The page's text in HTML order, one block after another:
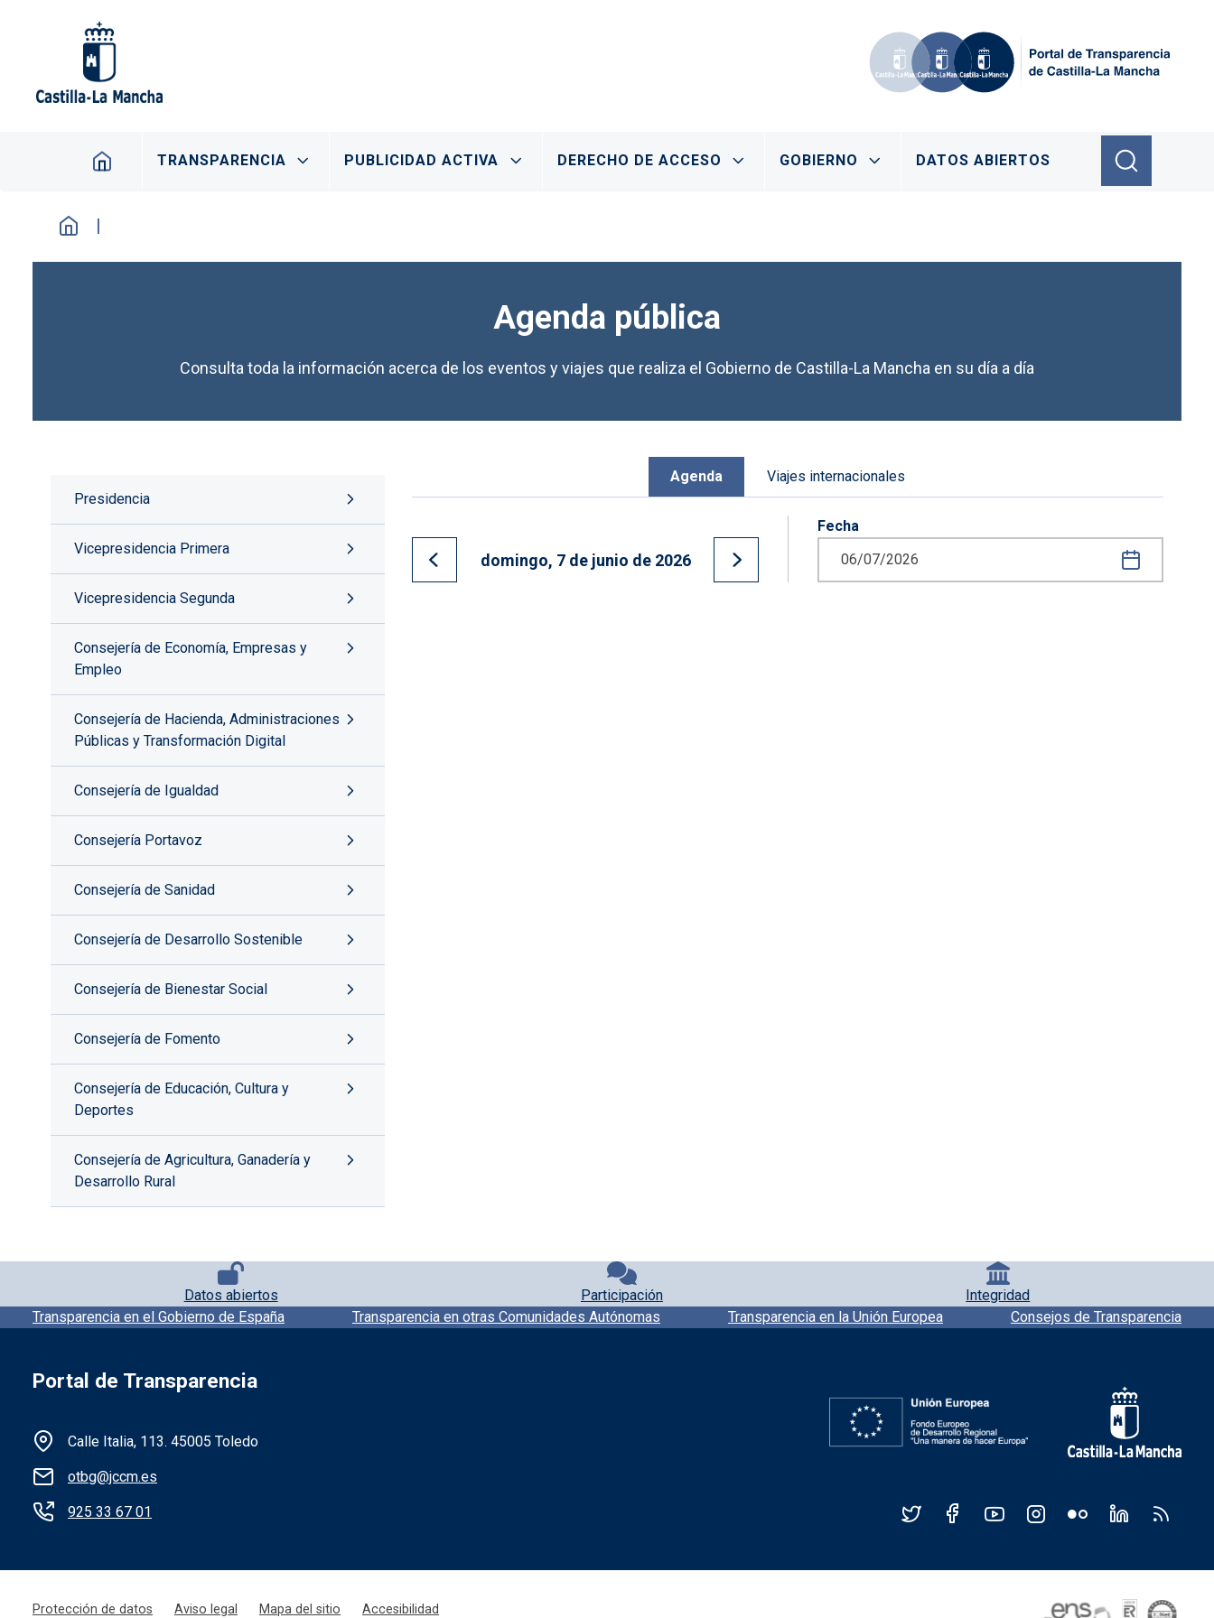
Navegación principal
TRANSPARENCIA PUBLICIDAD ACTIVA DERECHO DE ACCESO GOBIERNO DATOS ABIERTOS
Agenda pública
Consulta toda la información acerca de los eventos y viajes que realiza el Gobierno de Castilla-La Mancha en su día a día
Presidencia
Vicepresidencia Primera
Vicepresidencia Segunda
Consejería de Economía, Empresas y
Empleo
Consejería de Hacienda, Administraciones
Públicas y Transformación Digital
Consejería de Igualdad
Consejería Portavoz
Consejería de Sanidad
Consejería de Desarrollo Sostenible
Consejería de Bienestar Social
Consejería de Fomento
Consejería de Educación, Cultura y
Deportes
Consejería de Agricultura, Ganadería y
Desarrollo Rural
Agenda Viajes internacionales
Ir al día anterior
domingo, 7 de junio de 2026
Ir al día siguiente
Fecha
Pie de página con iconos
Datos abiertos Participación Integridad
Pie de pagina información
Transparencia en el Gobierno de España Transparencia en otras Comunidades Autónomas Transparencia en la Unión Europea Consejos de Transparencia
Portal de Transparencia
Información de la institución
Calle Italia, 113. 45005 Toledo
otbg@jccm.es
925 33 67 01
Protección de datos Aviso legal Mapa del sitio Accesibilidad